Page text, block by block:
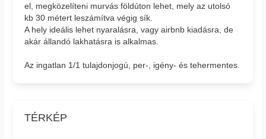
el, megközelíteni murvás földúton lehet, mely az utolsó
kb 30 métert leszámítva végig sík.
A hely ideális lehet nyaralásra, vagy airbnb kiadásra, de
akár állandó lakhatásra is alkalmas.
Az ingatlan 1/1 tulajdonjogú, per-, igény- és tehermentes.
TÉRKÉP